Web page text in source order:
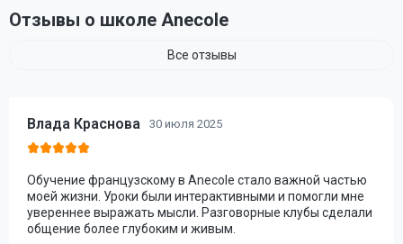
Отзывы о школе Anecole
Все отзывы
Влада Краснова 30 июля 2025
Обучение французскому в Anecole стало важной частью
моей жизни. Уроки были интерактивными и помогли мне
увереннее выражать мысли. Разговорные клубы сделали
общение более глубоким и живым.